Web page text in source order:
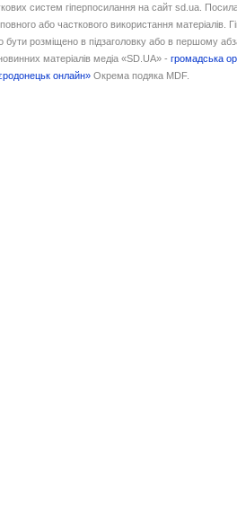
систем гіперпосилання на сайт sd.ua.
або часткового використання матеріалів.
бути розміщено в підзаголовку або в першому
матеріалів медіа «SD.UA» -громадська
онлайн» Окрема подяка MDF.